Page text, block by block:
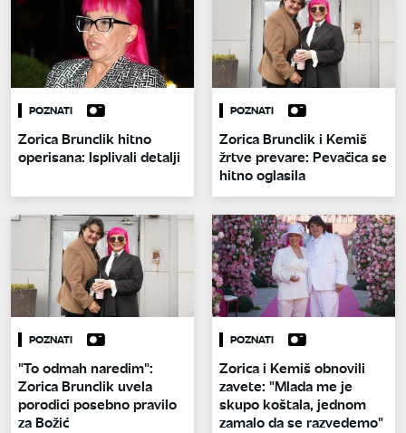
POZNATI
Zorica Brunclik hitno
operisana: Isplivali detalji
POZNATI
Zorica Brunclik i Kemiš
žrtve prevare: Pevačica se
hitno oglasila
POZNATI
"To odmah naredim":
Zorica Brunclik uvela
porodici posebno pravilo
za Božić
POZNATI
Zorica i Kemiš obnovili
zavete: "Mlada me je
skupo koštala, jednom
zamalo da se razvedemo"